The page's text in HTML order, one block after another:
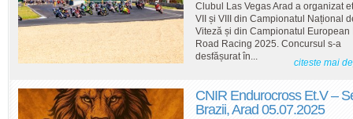
Clubul Las Vegas Arad a organizat
VII și VIII din Campionatul Național
Viteză și din Campionatul European
Road Racing 2025. Concursul s-a
desfășurat în...
citeste mai
CNIR Endurocross Et.V –
Brazii, Arad 05.07.2025